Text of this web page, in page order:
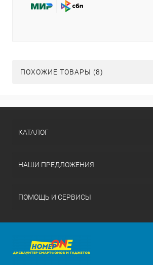
ПОХОЖИЕ ТОВАРЫ (8)
КАТАЛОГ
НАШИ ПРЕДЛОЖЕНИЯ
ПОМОЩЬ И СЕРВИСЫ